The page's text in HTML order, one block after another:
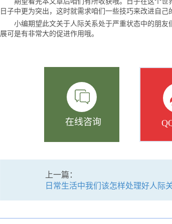
日子中更为突出，这时就需求咱们一些技巧来改进自
小编期望此文关于人际关系处于严重状态中的朋友
展可是有非常大的促进作用哦。
在线咨询
上一篇：
日常生活中我们该怎样处理好人际